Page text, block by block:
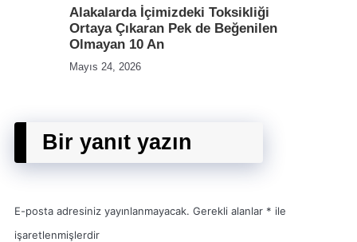
Alakalarda İçimizdeki Toksikliği
Ortaya Çıkaran Pek de Beğenilen
Olmayan 10 An
Mayıs 24, 2026
Bir yanıt yazın
E-posta adresiniz yayınlanmayacak. Gerekli alanlar * ile
işaretlenmişlerdir